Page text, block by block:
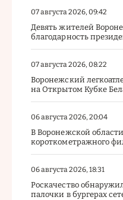
07 августа 2026, 09:42
Девять жителей
благодарность
07 августа 2026, 08:22
Воронежский
на Открытом Кубке
06 августа 2026, 20:04
В Воронежской
короткометражного
06 августа 2026, 18:31
Роскачество
палочки в бургерах